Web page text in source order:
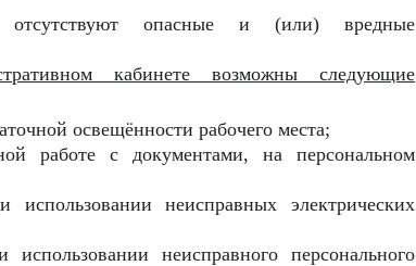
опасные и (или) вредные
кабинете возможны следующие
освещённости рабочего места;
работе с документами, на персональном
неисправных электрических
неисправного персонального